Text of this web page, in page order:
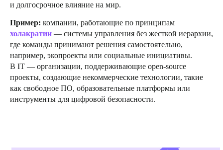
и долгосрочное влияние на мир.
Пример: компании, работающие по принципам
холакратии — системы управления без жесткой иерархии,
где команды принимают решения самостоятельно,
например, экопроекты или социальные инициативы.
В IT — организации, поддерживающие open-source
проекты, создающие некоммерческие технологии, такие
как свободное ПО, образовательные платформы или
инструменты для цифровой безопасности.